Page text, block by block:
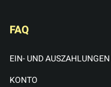
FAQ
EIN- UND AUSZAHLUNGEN
KONTO